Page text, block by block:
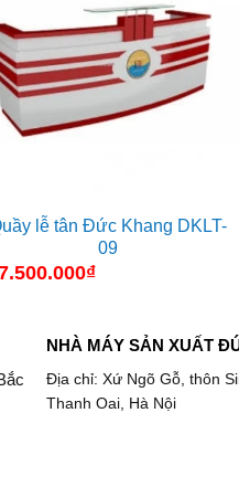
lễ tân Đức Khang DKLT-
09
₫
NHÀ MÁY SẢN XUẤT
Địa chỉ: Xứ Ngõ Gỗ, thôn
Thanh Oai, Hà Nội